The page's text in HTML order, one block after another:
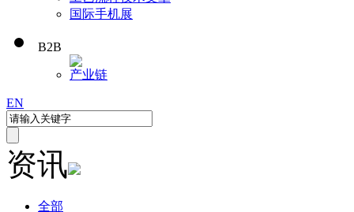
国际手机展
B2B
产业链
EN
资讯
全部